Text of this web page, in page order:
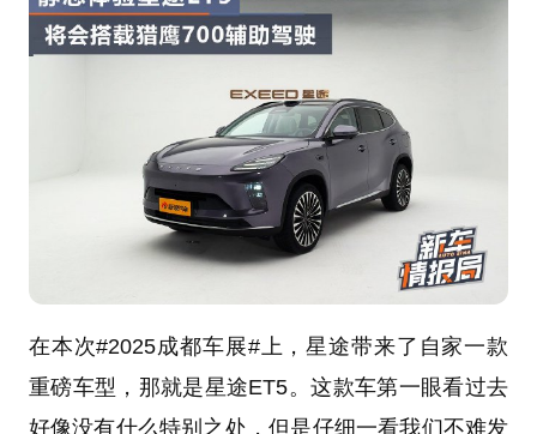
在本次#2025成都车展#上，星途带来了自家一款
重磅车型，那就是星途ET5。这款车第一眼看过去
好像没有什么特别之处，但是仔细一看我们不难发